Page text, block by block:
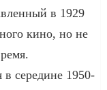
в 1929
кино, но не
середине 1950-